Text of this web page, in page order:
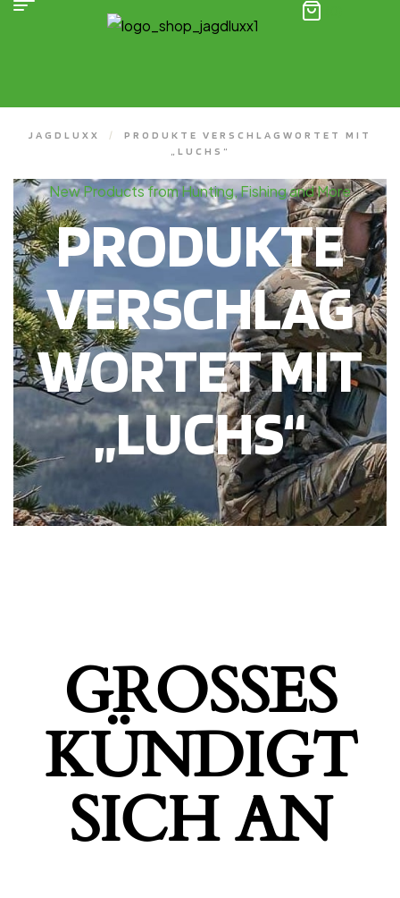
JAGDLUXX /
PRODUKTE VERSCHLAGWORTET MIT
„LUCHS“
New Products from Hunting, Fishing and More
PRODUKTE
VERSCHLAG
WORTET MIT
„LUCHS“
GROSSES K
ÜNDIGT S
ICH AN